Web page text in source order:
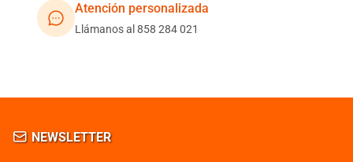
Atención personalizada
Llámanos al 858 284 021
NEWSLETTER